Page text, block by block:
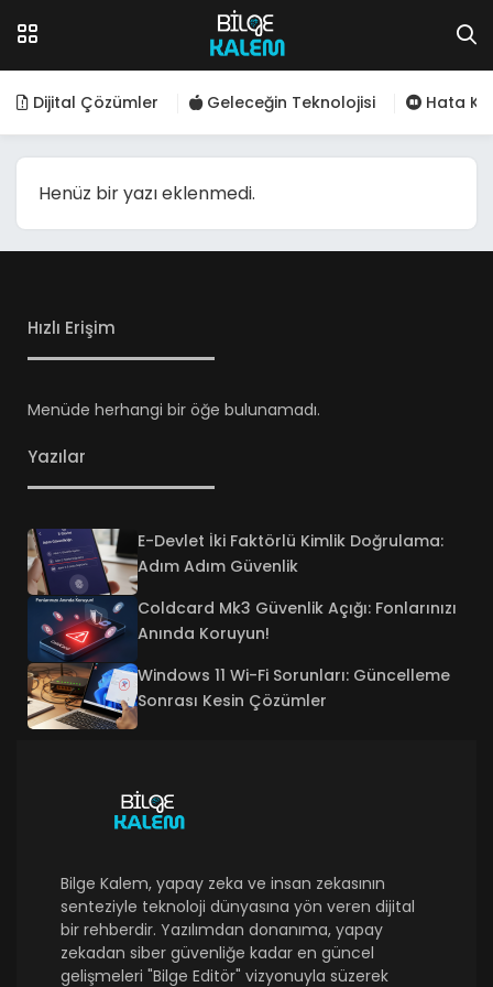
Dijital Çözümler Geleceğin Teknolojisi Hata
Henüz bir yazı eklenmedi.
Hızlı Erişim
Menüde herhangi bir öğe bulunamadı.
Yazılar
E-Devlet İki Faktörlü Kimlik Doğrulama:
Adım Adım Güvenlik
Coldcard Mk3 Güvenlik Açığı: Fonlarınızı
Anında Koruyun!
Windows 11 Wi-Fi Sorunları: Güncelleme
Sonrası Kesin Çözümler
Bilge Kalem, yapay zeka ve insan zekasının
senteziyle teknoloji dünyasına yön veren dijital
bir rehberdir. Yazılımdan donanıma, yapay
zekadan siber güvenliğe kadar en güncel
gelişmeleri "Bilge Editör" vizyonuyla süzerek